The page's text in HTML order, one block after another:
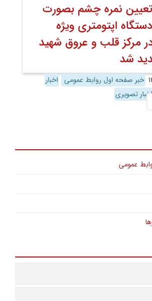
نمره چشم بصورت
اپتومتری ویژه
مرکز قلب و عروق شهید
شد
خبر صفحه اول روابط عمومی اخبار
اخبار تصویری
عمومی